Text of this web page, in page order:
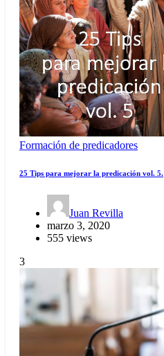
Formación de predicadores
25 Tips para mejorar la predicación vol. 5.
Juan Revilla
marzo 3, 2020
555 views
3